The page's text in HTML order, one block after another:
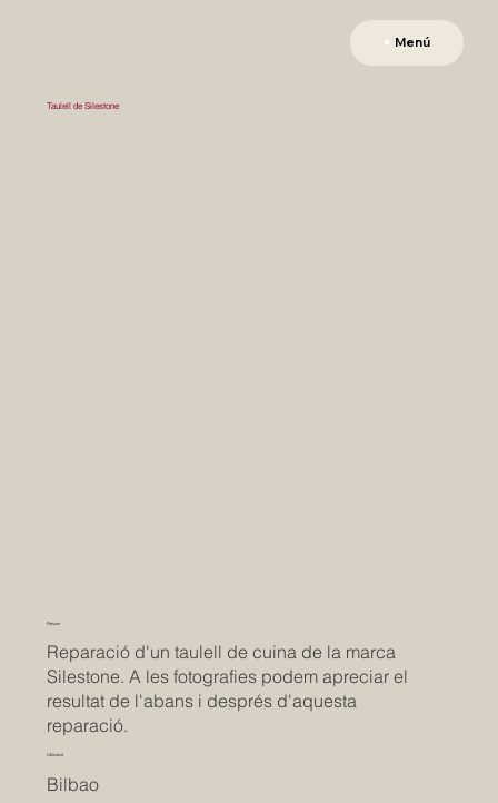
Menú
Taulell de Silestone
Resum
Reparació d'un taulell de cuina de la marca
Silestone. A les fotografies podem apreciar el
resultat de l'abans i després d'aquesta
reparació.
Ubicació
Bilbao